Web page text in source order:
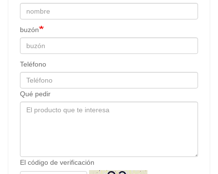
buzón
Teléfono
Qué pedir
El código de verificación